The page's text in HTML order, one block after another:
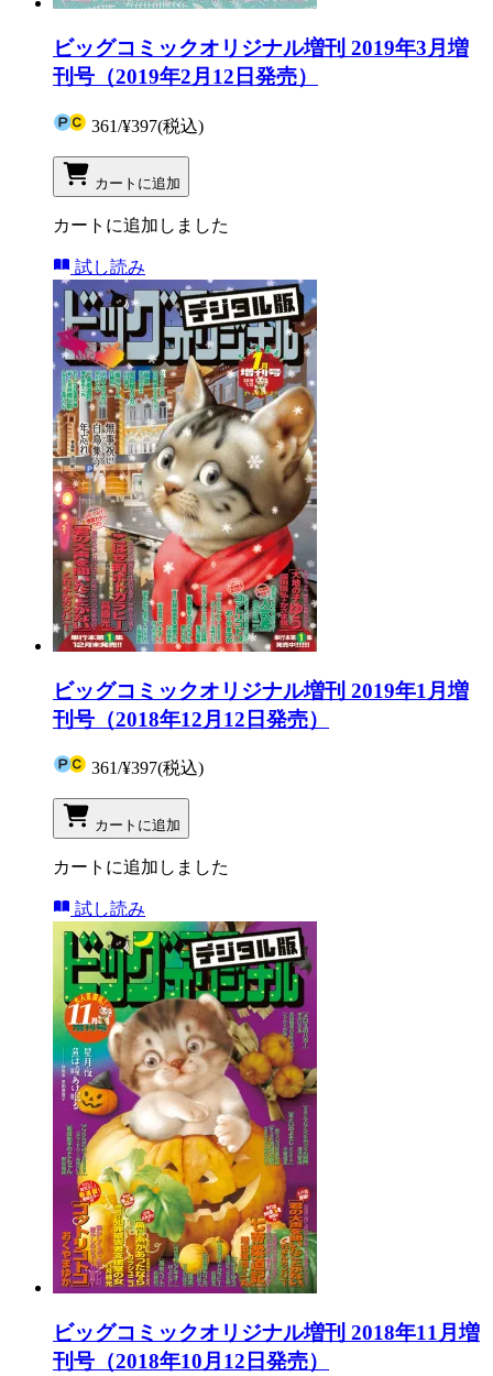
ビッグコミックオリジナル増刊 2019年3月増
刊号（2019年2月12日発売）
361/¥397(税込)
カートに追加
カートに追加しました
試し読み
ビッグコミックオリジナル増刊 2019年1月増
刊号（2018年12月12日発売）
361/¥397(税込)
カートに追加
カートに追加しました
試し読み
ビッグコミックオリジナル増刊 2018年11月増
刊号（2018年10月12日発売）